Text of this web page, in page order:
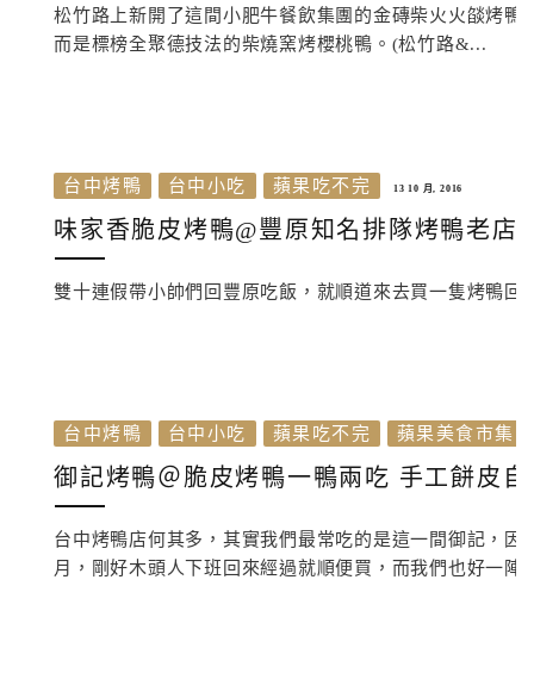
松竹路上新開了這間小肥牛餐飲集團的金磚柴火火燄烤
而是標榜全聚德技法的柴燒窯烤櫻桃鴨。(松竹路&...
台中烤鴨 台中小吃 蘋果吃不完 13 10 月, 2016
味家香脆皮烤鴨@豐原知名排隊烤鴨老
雙十連假帶小帥們回豐原吃飯，就順道來去買一隻烤鴨
台中烤鴨 台中小吃 蘋果吃不完 蘋果美食市集
御記烤鴨＠脆皮烤鴨一鴨兩吃 手工餅皮
台中烤鴨店何其多，其實我們最常吃的是這一間御記，
月，剛好木頭人下班回來經過就順便買，而我們也好一陣